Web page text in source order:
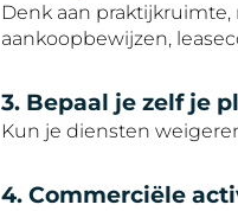
Denk aan
aankoopbewijzen,
3. Bepaal je zelf je
Kun je diensten
4. Commerciële